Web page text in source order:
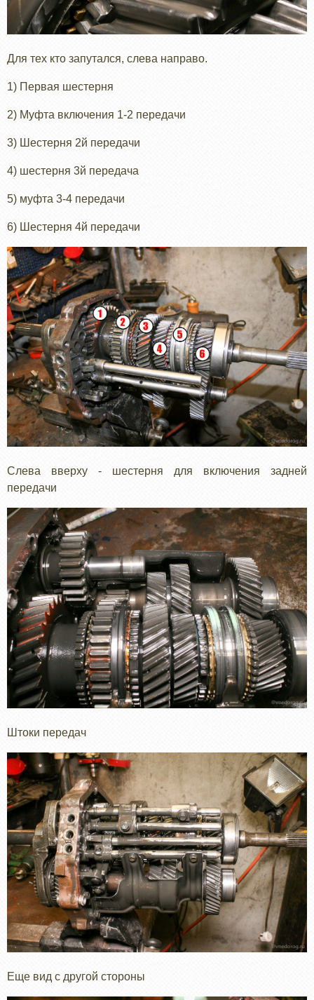
Для тех кто запутался, слева направо.
1) Первая шестерня
2) Муфта включения 1-2 передачи
3) Шестерня 2й передачи
4) шестерня 3й передача
5) муфта 3-4 передачи
6) Шестерня 4й передачи
Слева вверху - шестерня для включения задней
передачи
Штоки передач
Еще вид с другой стороны